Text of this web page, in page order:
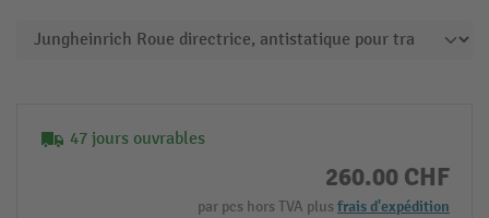
47 jours ouvrables
260.00 CHF
par pcs hors TVA plus frais d'expédition